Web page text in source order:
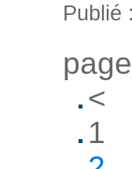
Publié
<
1